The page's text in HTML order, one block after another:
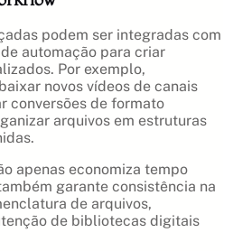
podem ser integradas com
automação para criar
Por exemplo,
novos vídeos de canais
conversões de formato
arquivos em estruturas
apenas economiza tempo
garante consistência na
de arquivos,
de bibliotecas digitais